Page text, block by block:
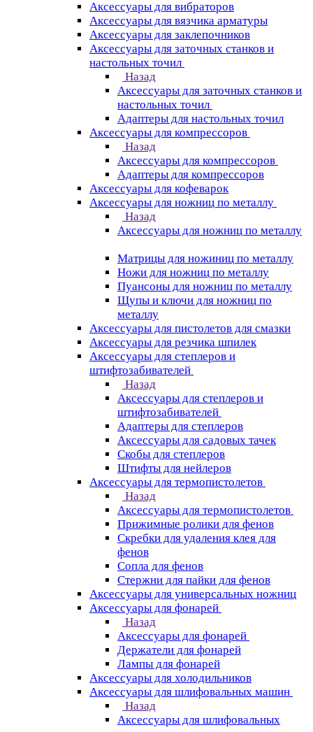
Аксессуары для вибраторов
Аксессуары для вязчика арматуры
Аксессуары для заклепочников
Аксессуары для заточных станков и
настольных точил
Назад
Аксессуары для заточных станков и
настольных точил
Адаптеры для настольных точил
Аксессуары для компрессоров
Назад
Аксессуары для компрессоров
Адаптеры для компрессоров
Аксессуары для кофеварок
Аксессуары для ножниц по металлу
Назад
Аксессуары для ножниц по металлу
Матрицы для ножиниц по металлу
Ножи для ножниц по металлу
Пуансоны для ножниц по металлу
Щупы и ключи для ножниц по
металлу
Аксессуары для пистолетов для смазки
Аксессуары для резчика шпилек
Аксессуары для степлеров и
штифтозабивателей
Назад
Аксессуары для степлеров и
штифтозабивателей
Адаптеры для степлеров
Аксессуары для садовых тачек
Скобы для степлеров
Штифты для нейлеров
Аксессуары для термопистолетов
Назад
Аксессуары для термопистолетов
Прижимные ролики для фенов
Скребки для удаления клея для
фенов
Сопла для фенов
Стержни для пайки для фенов
Аксессуары для универсальных ножниц
Аксессуары для фонарей
Назад
Аксессуары для фонарей
Держатели для фонарей
Лампы для фонарей
Аксессуары для холодильников
Аксессуары для шлифовальных машин
Назад
Аксессуары для шлифовальных